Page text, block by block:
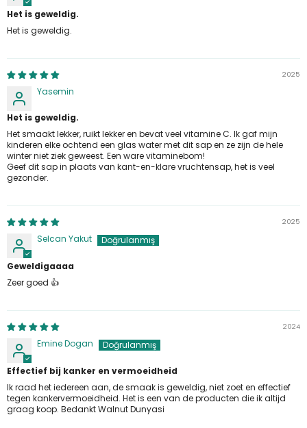
Het is geweldig.
Het is geweldig.
2025
Yasemin
Het is geweldig.
Het smaakt lekker, ruikt lekker en bevat veel vitamine C. Ik gaf mijn
kinderen elke ochtend een glas water met dit sap en ze zijn de hele
winter niet ziek geweest. Een ware vitaminebom!
Geef dit sap in plaats van kant-en-klare vruchtensap, het is veel
gezonder.
2025
Selcan Yakut
Geweldigaaaa
Zeer goed 👍
2024
Emine Dogan
Effectief bij kanker en vermoeidheid
Ik raad het iedereen aan, de smaak is geweldig, niet zoet en effectief
tegen kankervermoeidheid. Het is een van de producten die ik altijd
graag koop. Bedankt Walnut Dunyasi